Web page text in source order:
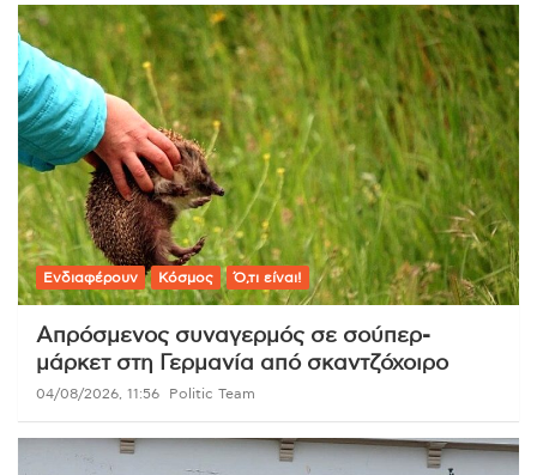
Ενδιαφέρουν Κόσμος Ό,τι είναι!
Απρόσμενος συναγερμός σε σούπερ-
μάρκετ στη Γερμανία από σκαντζόχοιρο
04/08/2026, 11:56 Politic Team